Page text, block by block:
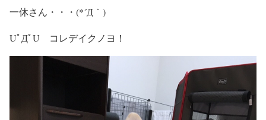
一休さん・・・(*´Д｀)
UﾟДﾟU コレデイクノヨ！